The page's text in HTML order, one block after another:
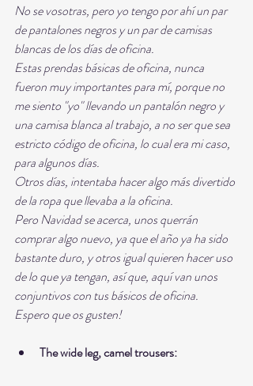
No se vosotras, pero yo tengo por ahí un par
de pantalones negros y un par de camisas
blancas de los días de oficina.
Estas prendas básicas de oficina, nunca
fueron muy importantes para mí, porque no
me siento "yo" llevando un pantalón negro y
una camisa blanca al trabajo, a no ser que sea
estricto código de oficina, lo cual era mi caso,
para algunos días.
Otros días, intentaba hacer algo más divertido
de la ropa que llevaba a la oficina.
Pero Navidad se acerca, unos querrán
comprar algo nuevo, ya que el año ya ha sido
bastante duro, y otros igual quieren hacer uso
de lo que ya tengan, así que, aquí van unos
conjuntivos con tus básicos de oficina.
Espero que os gusten!
The wide leg, camel trousers: